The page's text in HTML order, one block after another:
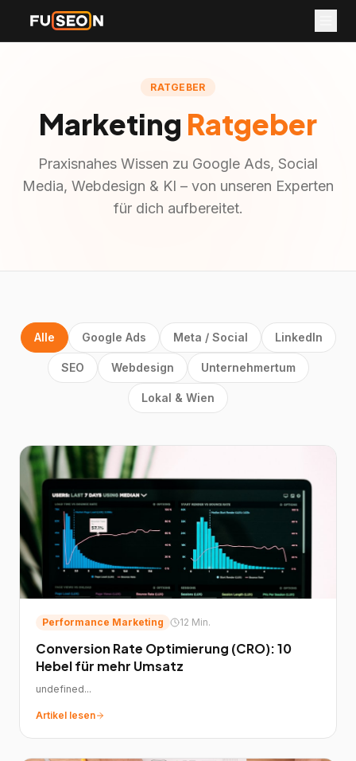
RATGEBER
Marketing Ratgeber
Praxisnahes Wissen zu Google Ads, Social
Media, Webdesign & KI – von unseren Experten
für dich aufbereitet.
Alle Google Ads Meta / Social LinkedIn
SEO Webdesign Unternehmertum
Lokal & Wien
Performance Marketing 12 Min.
Conversion Rate Optimierung (CRO): 10
Hebel für mehr Umsatz
undefined...
Artikel lesen